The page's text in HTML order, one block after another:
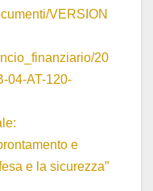
VERSION
20
04-AT-120-
e
e la sicurezza”